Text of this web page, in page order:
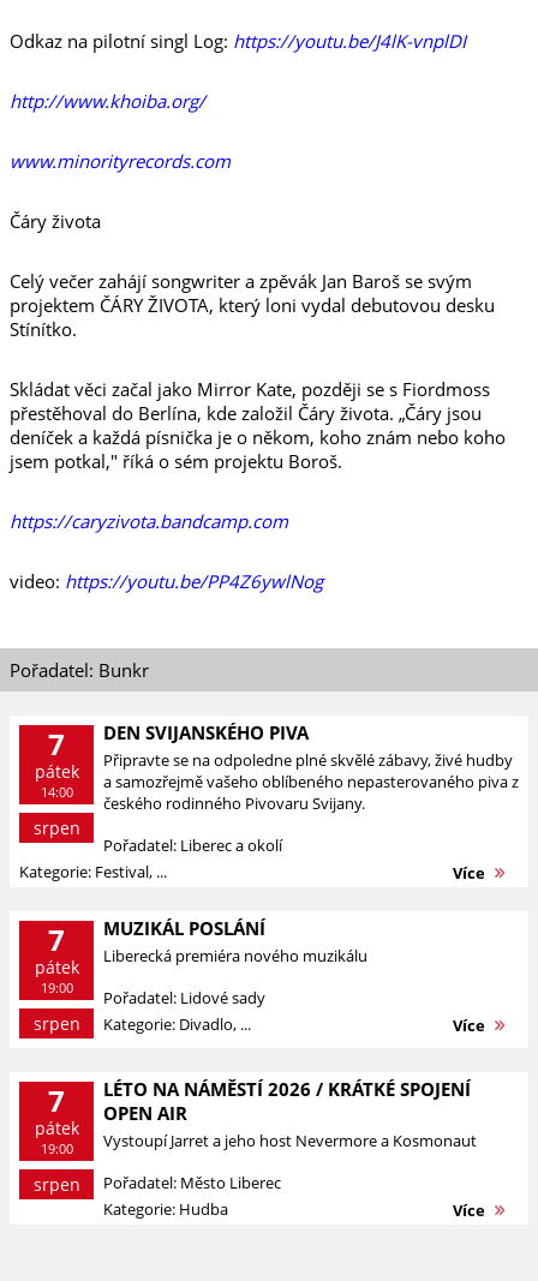
Odkaz na pilotní singl Log: https://youtu.be/J4lK-vnplDI
http://www.khoiba.org/
www.minorityrecords.com
Čáry života
Celý večer zahájí songwriter a zpěvák Jan Baroš se svým
projektem ČÁRY ŽIVOTA, který loni vydal debutovou desku
Stínítko.
Skládat věci začal jako Mirror Kate, později se s Fiordmoss
přestěhoval do Berlína, kde založil Čáry života. „Čáry jsou
deníček a každá písnička je o někom, koho znám nebo koho
jsem potkal," říká o sém projektu Boroš.
https://caryzivota.bandcamp.com
video: https://youtu.be/PP4Z6ywlNog
Pořadatel: Bunkr
7
pátek
14:00
srpen
DEN SVIJANSKÉHO PIVA
Připravte se na odpoledne plné skvělé zábavy, živé hudby
a samozřejmě vašeho oblíbeného nepasterovaného piva z
českého rodinného Pivovaru Svijany.
Pořadatel: Liberec a okolí
Kategorie: Festival, ...
Více
7
pátek
19:00
srpen
MUZIKÁL POSLÁNÍ
Liberecká premiéra nového muzikálu
Pořadatel: Lidové sady
Kategorie: Divadlo, ...
Více
7
pátek
19:00
srpen
LÉTO NA NÁMĚSTÍ 2026 / KRÁTKÉ SPOJENÍ
OPEN AIR
Vystoupí Jarret a jeho host Nevermore a Kosmonaut
Pořadatel: Město Liberec
Kategorie: Hudba
Více